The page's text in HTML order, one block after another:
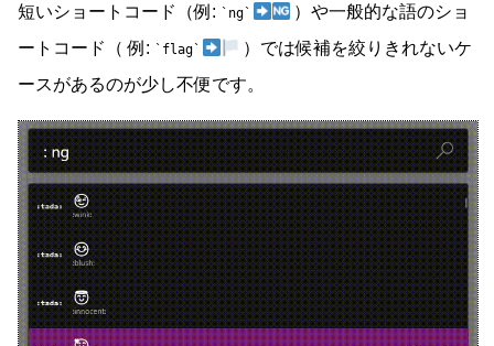
短いショートコード（例:
ng
）や一般的な語のショ
ートコード（ 例:
flag
）では候補を絞りきれないケ
ースがあるのが少し不便です。